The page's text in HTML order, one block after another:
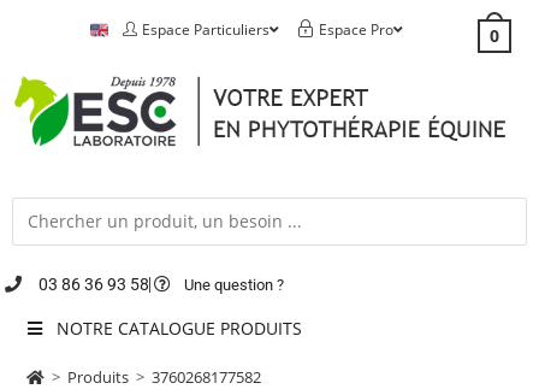
Espace Particuliers Espace Pro 0
03 86 36 93 58 Une question ?
NOTRE CATALOGUE PRODUITS
> Produits > 3760268177582